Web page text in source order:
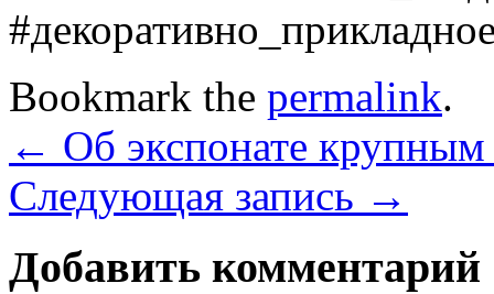
Bookmark the permalink.
← Об экспонате
Следующая запись →
Добавить комментарий